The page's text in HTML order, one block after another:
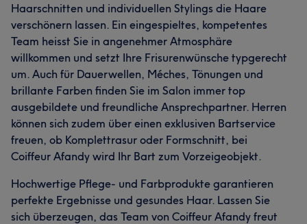
Haarschnitten und individuellen Stylings die Haare
verschönern lassen. Ein eingespieltes, kompetentes
Team heisst Sie in angenehmer Atmosphäre
willkommen und setzt Ihre Frisurenwünsche typgerecht
um. Auch für Dauerwellen, Méches, Tönungen und
brillante Farben finden Sie im Salon immer top
ausgebildete und freundliche Ansprechpartner. Herren
können sich zudem über einen exklusiven Bartservice
freuen, ob Komplettrasur oder Formschnitt, bei
Coiffeur Afandy wird Ihr Bart zum Vorzeigeobjekt.
Hochwertige Pflege- und Farbprodukte garantieren
perfekte Ergebnisse und gesundes Haar. Lassen Sie
sich überzeugen, das Team von Coiffeur Afandy freut